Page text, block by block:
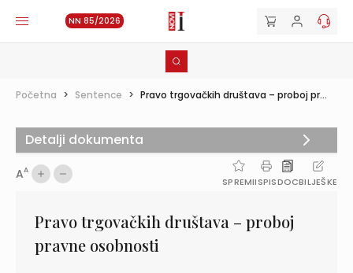
NN 85/2026
Početna > Sentence > Pravo trgovačkih društava – proboj pr...
AA
SPREMIISPISDOCBILJEŠKE
Pravo trgovačkih društava – proboj
pravne osobnosti
Detalji dokumenta